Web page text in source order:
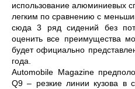
использование алюминиевых
легким по сравнению с
сюда 3 ряд сидений без
оценить все преимущества
будет официально
года.
Automobile Magazine
Q9 – резкие линии кузова в